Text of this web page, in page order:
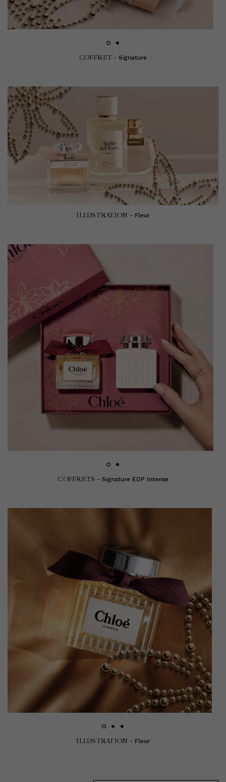
COFFRET - Signature
ILLUSTRATION - Fleur
COFFRETS - Signature EDP Intense
ILLUSTRATION - Fleur